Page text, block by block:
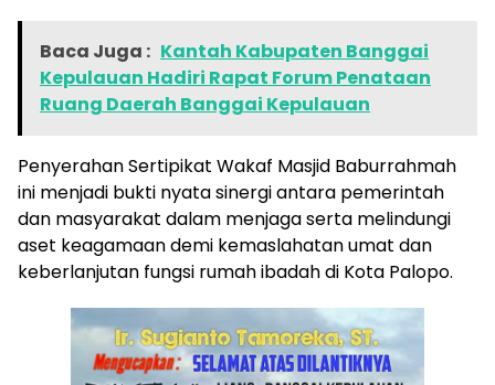
Baca Juga : Kantah Kabupaten Banggai
Kepulauan Hadiri Rapat Forum Penataan
Ruang Daerah Banggai Kepulauan
Penyerahan Sertipikat Wakaf Masjid Baburrahmah
ini menjadi bukti nyata sinergi antara pemerintah
dan masyarakat dalam menjaga serta melindungi
aset keagamaan demi kemaslahatan umat dan
keberlanjutan fungsi rumah ibadah di Kota Palopo.